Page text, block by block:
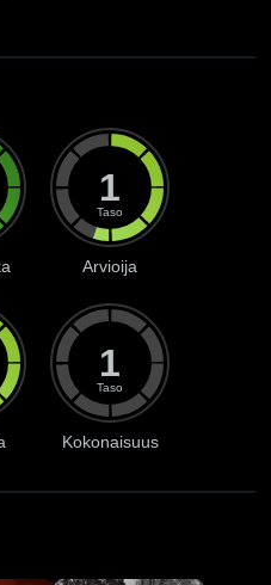
1
Taso
Arvioija
1
Taso
Kokonaisuus